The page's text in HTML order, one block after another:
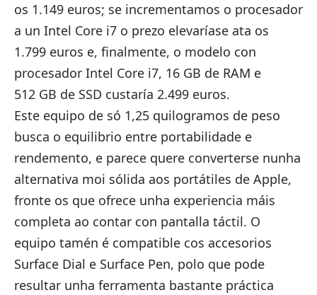
os 1.149 euros; se incrementamos o procesador
a un Intel Core i7 o prezo elevaríase ata os
1.799 euros e, finalmente, o modelo con
procesador Intel Core i7, 16 GB de RAM e
512 GB de SSD custaría 2.499 euros.
Este equipo de só 1,25 quilogramos de peso
busca o equilibrio entre portabilidade e
rendemento, e parece quere converterse nunha
alternativa moi sólida aos portátiles de Apple,
fronte os que ofrece unha experiencia máis
completa ao contar con pantalla táctil. O
equipo tamén é compatible cos accesorios
Surface Dial e Surface Pen, polo que pode
resultar unha ferramenta bastante práctica